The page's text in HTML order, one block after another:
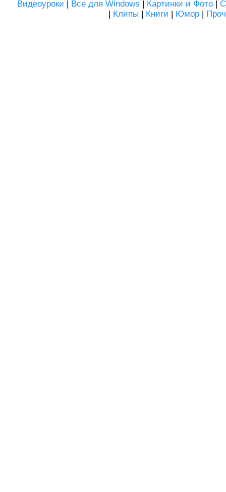
Видеоуроки | Все для Windows | Картинки и Фото|
| Клипы | Книги | Юмор |